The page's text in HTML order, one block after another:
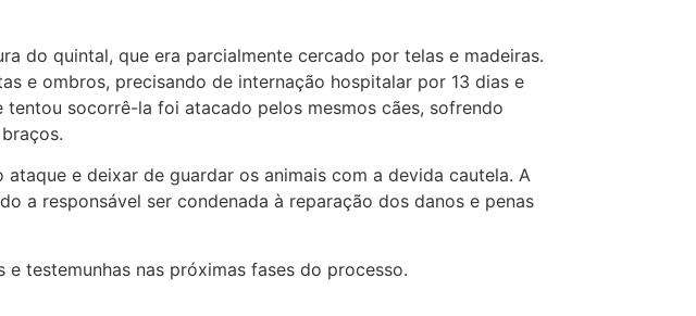
do quintal, que era parcialmente cercado por telas e madeiras.
e ombros, precisando de internação hospitalar por 13 dias e
socorrê-la foi atacado pelos mesmos cães, sofrendo
e deixar de guardar os animais com a devida cautela. A
a responsável ser condenada à reparação dos danos e penas
testemunhas nas próximas fases do processo.